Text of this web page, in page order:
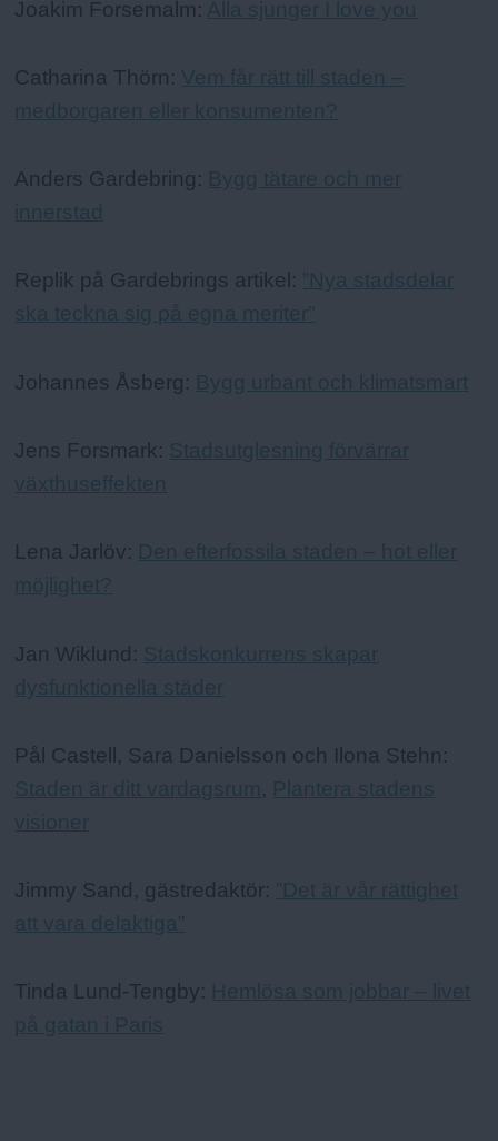
Joakim Forsemalm: Alla sjunger I love you
Catharina Thörn: Vem får rätt till staden –
medborgaren eller konsumenten?
Anders Gardebring: Bygg tätare och mer
innerstad
Replik på Gardebrings artikel: ”Nya stadsdelar
ska teckna sig på egna meriter”
Johannes Åsberg: Bygg urbant och klimatsmart
Jens Forsmark: Stadsutglesning förvärrar
växthuseffekten
Lena Jarlöv: Den efterfossila staden – hot eller
möjlighet?
Jan Wiklund: Stadskonkurrens skapar
dysfunktionella städer
Pål Castell, Sara Danielsson och Ilona Stehn:
Staden är ditt vardagsrum, Plantera stadens
visioner
Jimmy Sand, gästredaktör: ”Det är vår rättighet
att vara delaktiga”
Tinda Lund-Tengby: Hemlösa som jobbar – livet
på gatan i Paris